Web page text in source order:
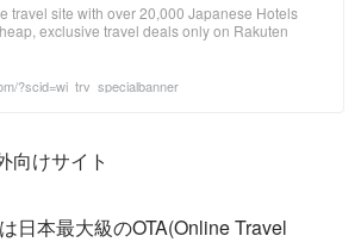
travel site with over 20,000 Japanese Hotels
exclusive travel deals only on Rakuten
?scid=wi_trv_specialbanner
向けサイト
日本最大級のOTA(Online Travel